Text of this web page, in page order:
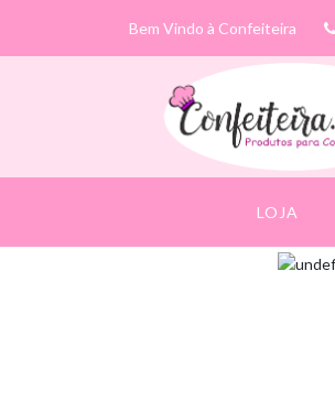
Bem Vindo à Confeiteira
LOJA